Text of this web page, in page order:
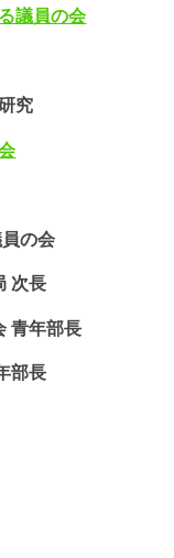
議員の会
究
の会
次長
青年部長
部長